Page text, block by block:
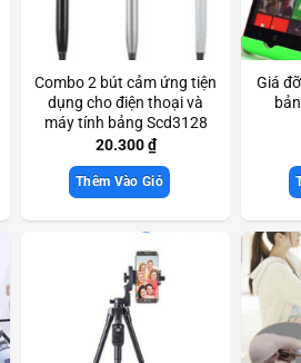
Combo 2 bút cảm ứng tiện
dụng cho điện thoại và
máy tính bảng Scd3128
20.300₫
Thêm Vào Giỏ
Giá